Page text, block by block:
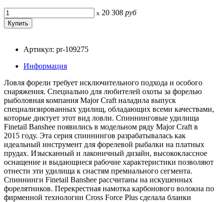
x 20 308 руб
Артикул: pr-109275
Информация
Ловля форели требует исключительного подхода и особого
снаряжения. Специально для любителей охоты за форелью
рыболовная компания Major Craft наладила выпуск
специализированных удилищ, обладающих всеми качествами,
которые диктует этот вид ловли. Спиннинговые удилища
Finetail Banshee появились в модельном ряду Major Craft в
2015 году. Эта серия спиннингов разрабатывалась как
идеальный инструмент для форелевой рыбалки на платных
прудах. Изысканный и лаконичный дизайн, высококлассное
оснащение и выдающиеся рабочие характеристики позволяют
отнести эти удилища к снастям премиального сегмента.
Спиннинги Finetail Banshee рассчитаны на искушенных
форелятников. Перекрестная намотка карбонового волокна по
фирменной технологии Cross Force Plus сделала бланки